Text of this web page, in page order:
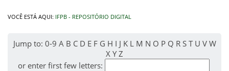
VOCÊ ESTÁ AQUI: IFPB - REPOSITÓRIO DIGITAL
Jump to: 0-9 A B C D E F G H I J K L M N O P Q R S T U V W
X Y Z
or enter first few letters: